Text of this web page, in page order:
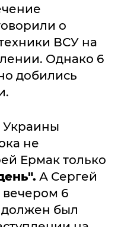
о
ВСУ на
Однако 6
добились
Украины
не
Ермак только
А Сергей
6
должен был